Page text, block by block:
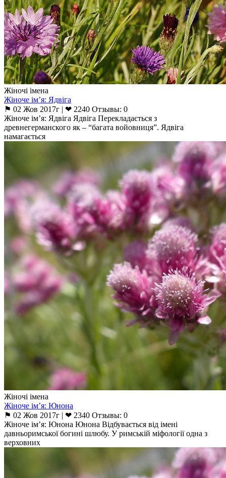
Жіночі імена
Жіноче ім’я: Ядвіга
⚑ 02 Жов 2017г | ❤ 2240 Отзывы: 0
Жіноче ім’я: Ядвіга Ядвіга Перекладається з
древнегерманского як – “багата войовниця”. Ядвіга
намагається
Жіночі імена
Жіноче ім’я: Юнона
⚑ 02 Жов 2017г | ❤ 2340 Отзывы: 0
Жіноче ім’я: Юнона Юнона Відбувається від імені
давньоримської богині шлюбу. У римській міфології одна з
верховних